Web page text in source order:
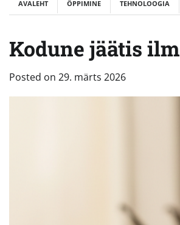
AVALEHT ÕPPIMINE TEHNOLOOGIA
Kodune jäätis
Posted on 29. märts 2026